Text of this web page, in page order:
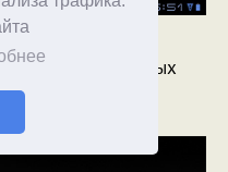
с сортировкой
всяких специальных